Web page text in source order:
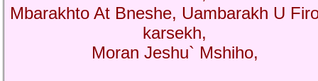
Mbarakhto At Bneshe, Uambarakh U
karsekh,
Moran Jeshu` Mshiho,